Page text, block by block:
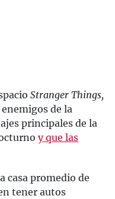
Stranger Things,
de la
principales de la
y que las
casa promedio de
tener autos